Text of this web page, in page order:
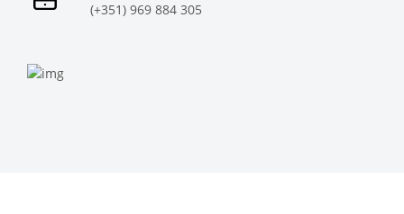
(+351) 969 884 305